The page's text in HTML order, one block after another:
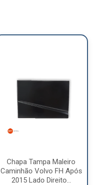
Chapa Tampa Maleiro
Caminhão Volvo FH Após
2015 Lado Direito...